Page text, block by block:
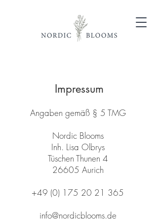
Impressum
Angaben gemäß § 5 TMG
Nordic Blooms
Inh. Lisa Olbrys
Tüschen Thunen 4
26605 Aurich
+49 (0) 175 20 21 365
info@nordicblooms.de